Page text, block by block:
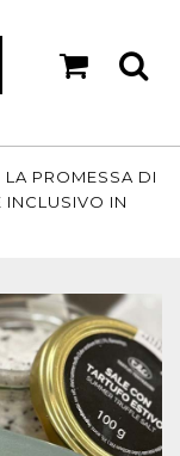
LA PROMESSA DI
INCLUSIVO IN